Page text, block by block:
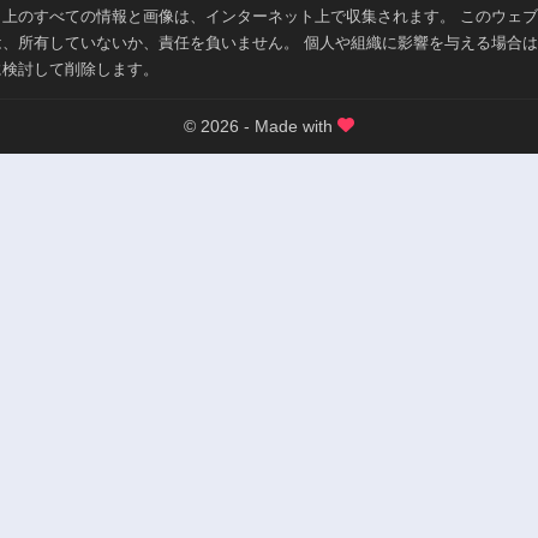
のすべての情報と画像は、インターネット上で収集されます。 このウェ
所有していないか、責任を負いません。 個人や組織に影響を与える場合
討して削除します。
© 2026 - Made with